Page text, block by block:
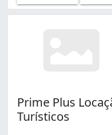
Prime Plus
Turísticos